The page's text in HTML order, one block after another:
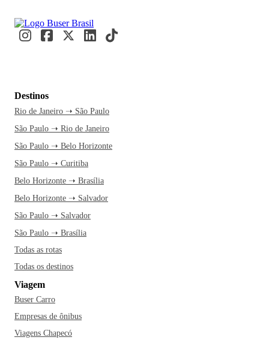
Destinos
Rio de Janeiro ➝ São Paulo
São Paulo ➝ Rio de Janeiro
São Paulo ➝ Belo Horizonte
São Paulo ➝ Curitiba
Belo Horizonte ➝ Brasília
Belo Horizonte ➝ Salvador
São Paulo ➝ Salvador
São Paulo ➝ Brasília
Todas as rotas
Todas os destinos
Viagem
Buser Carro
Empresas de ônibus
Viagens Chapecó